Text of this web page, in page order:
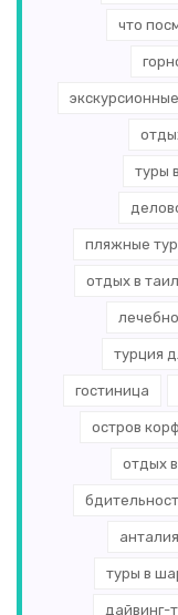
что
туры
пляжные
отдых в
турция
гостиница
остров
отдых
анталия
туры в
дайвинг-